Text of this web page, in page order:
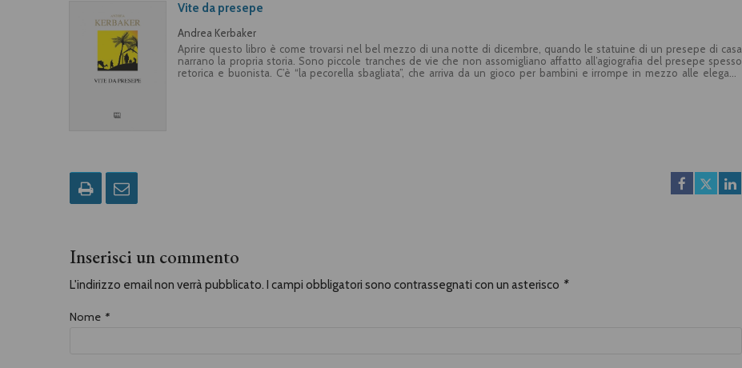
Vite da presepe
Andrea Kerbaker
Aprire questo libro è come trovarsi nel bel mezzo di una notte di dicembre, quando le statuine di un presepe di casa
narrano la propria storia. Sono piccole tranches de vie che non assomigliano affatto all’agiografia del presepe spesso
retorica e buonista. C’è “la pecorella sbagliata”, che arriva da un gioco per bambini e irrompe in mezzo alle eleganti
Inserisci un commento
L'indirizzo email non verrà pubblicato. I campi obbligatori sono contrassegnati con un asterisco *
Nome *